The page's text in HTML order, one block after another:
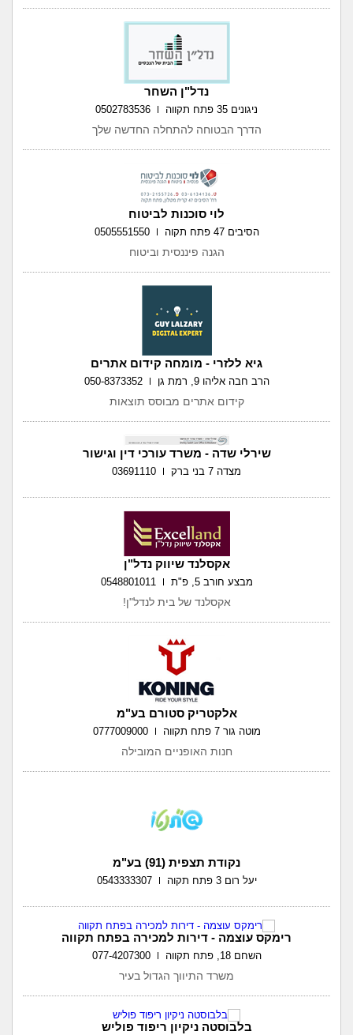
נדל"ן השחר
ניגונים 35 פתח תקווה 0502783536
הדרך הבטוחה להתחלה החדשה שלך
לוי סוכנות לביטוח
הסיבים 47 פתח תקוה 0505551550
הגנה פיננסית וביטוח
גיא ללזרי - מומחה קידום אתרים
הרב חבה אליהו 9, רמת גן 050-8373352
קידום אתרים מבוסס תוצאות
שירלי שדה - משרד עורכי דין וגישור
מצדה 7 בני ברק 03691110
אקסלנד שיווק נדל"ן
מבצע חורב 5, פ"ת 0548801011
אקסלנד של בית לנדל"ן!
אלקטריק סטורם בע"מ
מוטה גור 7 פתח תקווה 0777009000
חנות האופניים המובילה
נקודת תצפית (91) בע"מ
יעל רום 3 פתח תקוה 0543333307
רימקס עוצמה - דירות למכירה בפתח תקווה
השחם 18, פתח תקווה 077-4207300
משרד התיווך הגדול בעיר
בלבוסטה ניקיון ריפוד פוליש